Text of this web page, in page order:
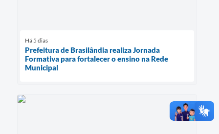
Há 5 dias
Prefeitura de Brasilândia realiza Jornada
Formativa para fortalecer o ensino na Rede
Municipal